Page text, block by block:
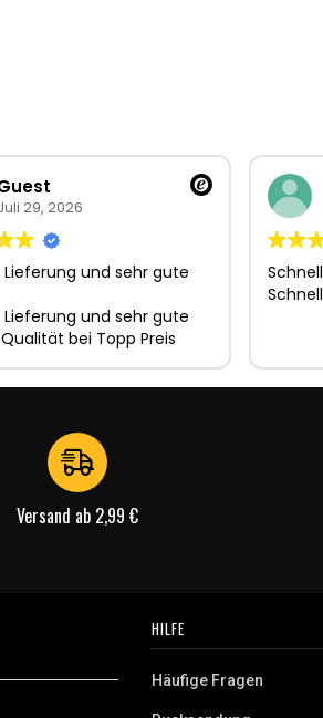
29, 2026
und sehr gute
und sehr gute
bei Topp Preis
Versand ab 2,99 €
HILFE
Häufige Fragen